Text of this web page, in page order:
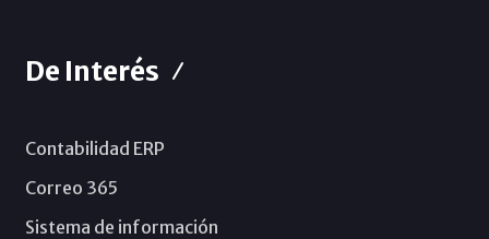
De Interés
Contabilidad ERP
Correo 365
Sistema de información